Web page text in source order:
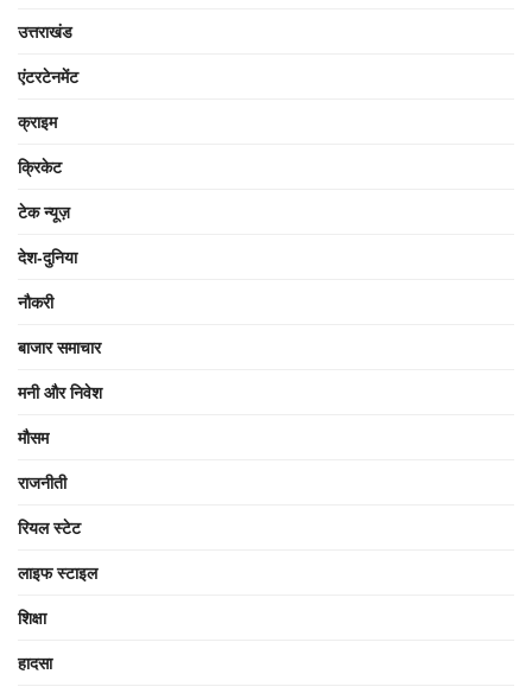
उत्तराखंड
एंटरटेनमेंट
क्राइम
क्रिकेट
टेक न्यूज़
देश-दुनिया
नौकरी
बाजार समाचार
मनी और निवेश
मौसम
राजनीती
रियल स्टेट
लाइफ स्टाइल
शिक्षा
हादसा